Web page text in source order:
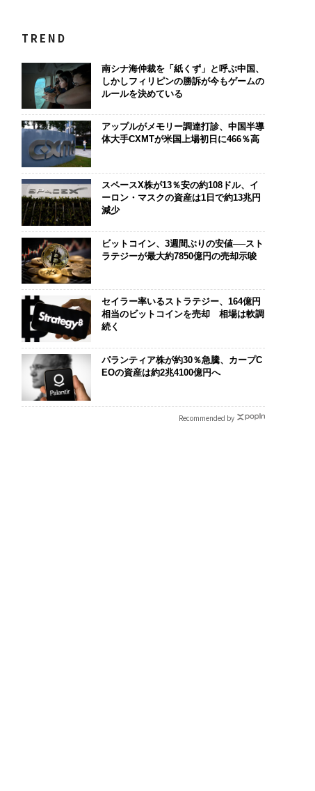
TREND
南シナ海仲裁を「紙くず」と呼ぶ中国、
しかしフィリピンの勝訴が今もゲームの
ルールを決めている
アップルがメモリー調達打診、中国半導
体大手CXMTが米国上場初日に466％高
スペースX株が13％安の約108ドル、イ
ーロン・マスクの資産は1日で約13兆円
減少
ビットコイン、3週間ぶりの安値──スト
ラテジーが最大約7850億円の売却示唆
セイラー率いるストラテジー、164億円
相当のビットコインを売却 相場は軟調
続く
パランティア株が約30％急騰、カープC
EOの資産は約2兆4100億円へ
Recommended by